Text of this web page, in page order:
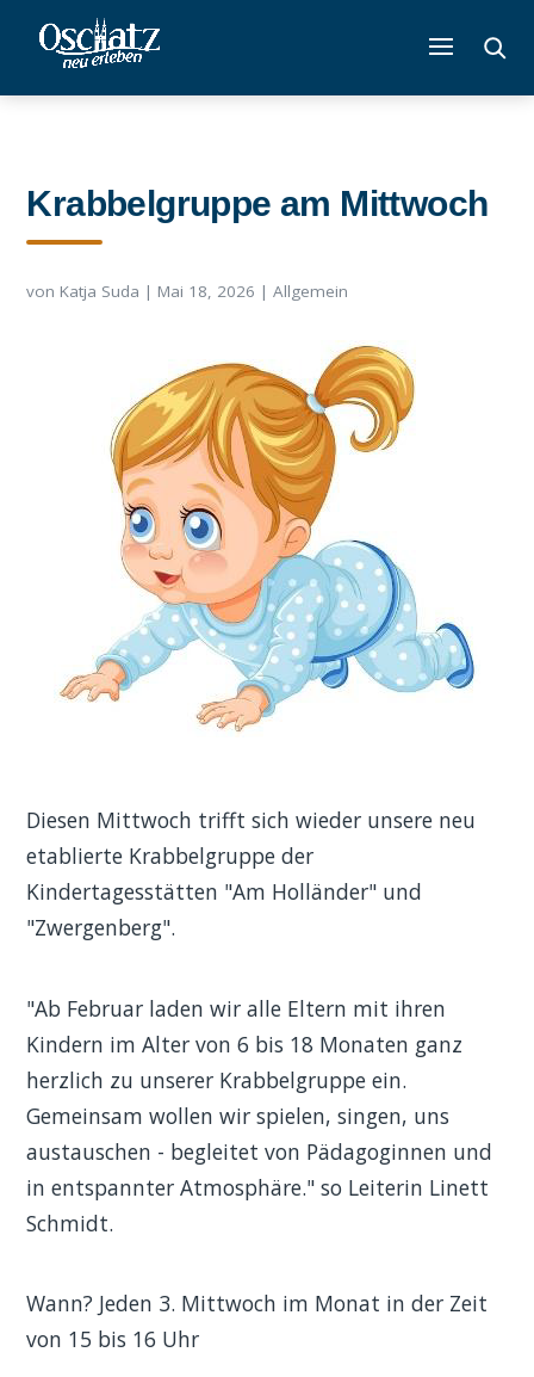
Krabbelgruppe am Mittwoch
von Katja Suda | Mai 18, 2026 |Allgemein
Diesen Mittwoch trifft sich wieder unsere neu
etablierte Krabbelgruppe der
Kindertagesstätten "Am Holländer" und
"Zwergenberg".
"Ab Februar laden wir alle Eltern mit ihren
Kindern im Alter von 6 bis 18 Monaten ganz
herzlich zu unserer Krabbelgruppe ein.
Gemeinsam wollen wir spielen, singen, uns
austauschen - begleitet von Pädagoginnen und
in entspannter Atmosphäre." so Leiterin Linett
Schmidt.
Wann? Jeden 3. Mittwoch im Monat in der Zeit
von 15 bis 16 Uhr